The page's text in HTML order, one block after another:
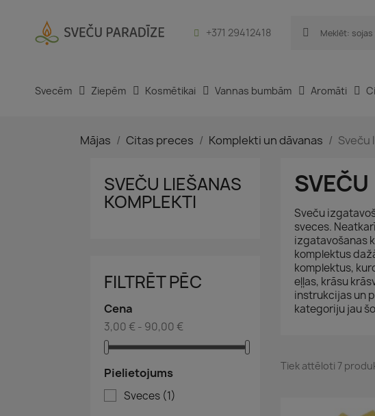
+371 29412418
Svecēm Ziepēm Kosmētikai Vannas bumbām Aromāti
Mājas Citas preces Komplekti un dāvanas Sveču
SVEČU LIEŠANAS
KOMPLEKTI
FILTRĒT PĒC
Cena
3,00 € - 90,00 €
Pielietojums
Sveces (1)
Sveču
sveces.
izgatavošanas
komplektus
komplektus,
eļļas, krāsu
instrukcijas un
kategoriju jau
Tiek attēloti 7